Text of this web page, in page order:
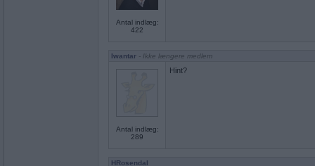
Antal indlæg:
422
Iwantar - Ikke længere medlem
Antal indlæg:
289
Hint?
HRosendal